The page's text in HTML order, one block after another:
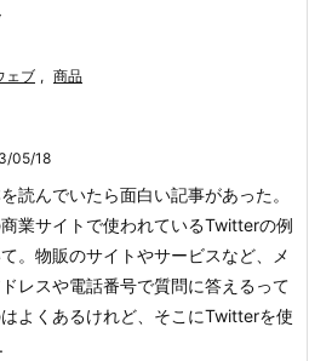
ェブ , 商品
05/18
読んでいたら面白い記事があった。
業サイトで使われているTwitterの例
。 物販のサイトやサービスなど、メ
レスや電話番号で質問に答えるって
よくあるけれど、そこにTwitterを使